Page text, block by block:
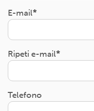
E-mail
Ripeti e-mail
Telefono